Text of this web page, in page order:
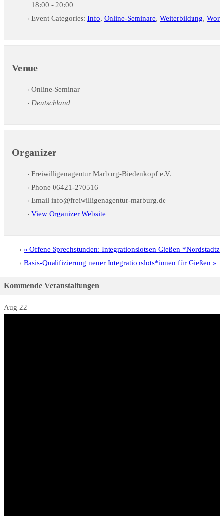
18:00 - 20:00
Event Categories: Info, Online-Seminare, Weiterbildung,
Venue
Online-Seminar
Deutschland
Organizer
Freiwilligenagentur Marburg-Biedenkopf e.V.
Phone 06421-270516
Email info@freiwilligenagentur-marburg.de
View Organizer Website
« Offene Sprechstunden: Integrationslotsen Gießen
Basis-Qualifizierung neuer Integrationslots*innen für Gießen »
Kommende Veranstaltungen
Aug 22